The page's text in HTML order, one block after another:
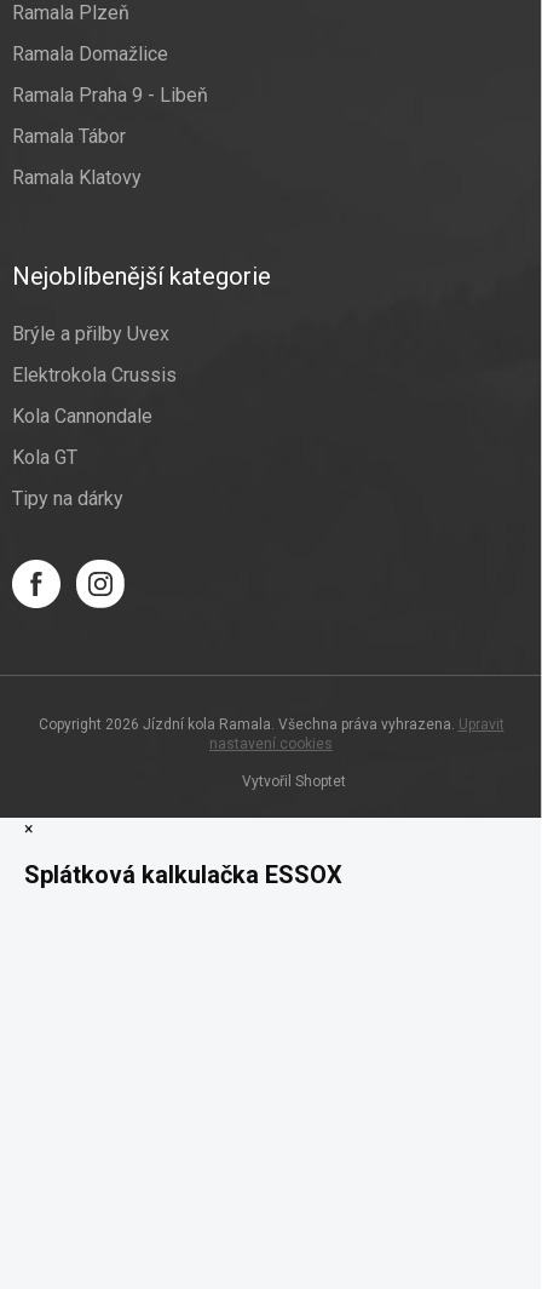
Ramala Plzeň
Ramala Domažlice
Ramala Praha 9 - Libeň
Ramala Tábor
Ramala Klatovy
Nejoblíbenější kategorie
Brýle a přilby Uvex
Elektrokola Crussis
Kola Cannondale
Kola GT
Tipy na dárky
Vytvořil Shoptet
Copyright 2026 Jízdní kola Ramala. Všechna práva vyhrazena. Upravit
nastavení cookies
×
Splátková kalkulačka ESSOX